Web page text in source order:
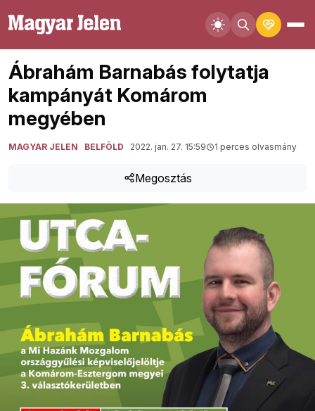
Ábrahám Barnabás folytatja
kampányát Komárom
megyében
MAGYAR JELEN BELFÖLD 2022. jan. 27. 15:59 1 perces olvasmány
Megosztás